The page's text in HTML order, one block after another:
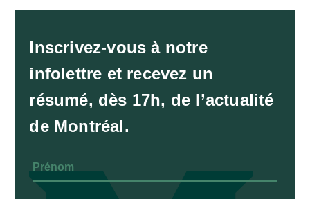
Inscrivez-vous à notre
infolettre et recevez un
résumé, dès 17h, de l’actualité
de Montréal.